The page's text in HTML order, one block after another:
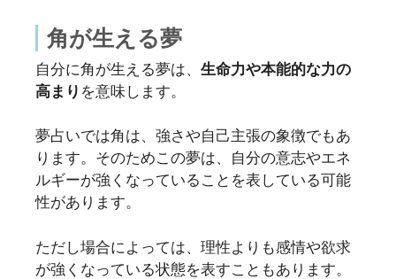
角が生える夢
自分に角が生える夢は、 生命力や本能的な力の
高まり を意味します。
夢占いでは角は、強さや自己主張の象徴でもあ
ります。そのためこの夢は、自分の意志やエネ
ルギーが強くなっていることを表している可能
性があります。
ただし場合によっては、理性よりも感情や欲求
が強くなっている状態を表すこともあります。